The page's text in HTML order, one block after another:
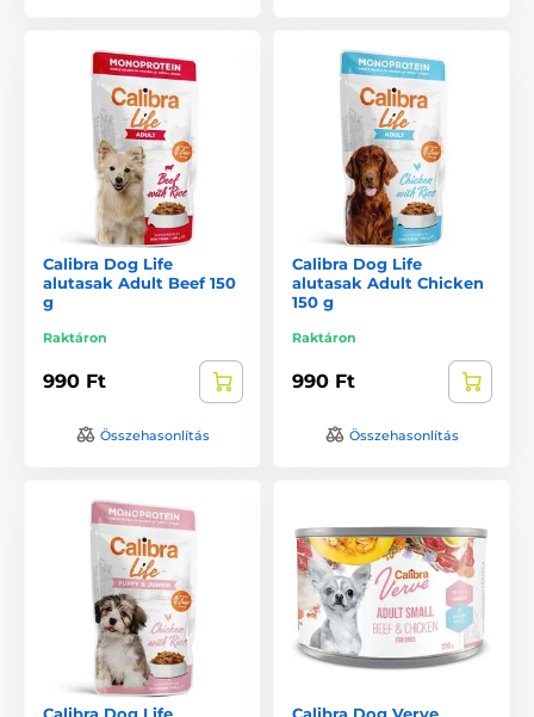
Calibra Dog Life
alutasak Adult Beef 150
g
Raktáron
990 Ft
Összehasonlítás
Calibra Dog Life
alutasak Adult Chicken
150 g
Raktáron
990 Ft
Összehasonlítás
Calibra Dog Life
Calibra Dog Verve